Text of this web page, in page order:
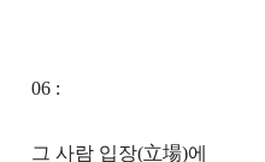
06 :
그 사람 입장(立場)에